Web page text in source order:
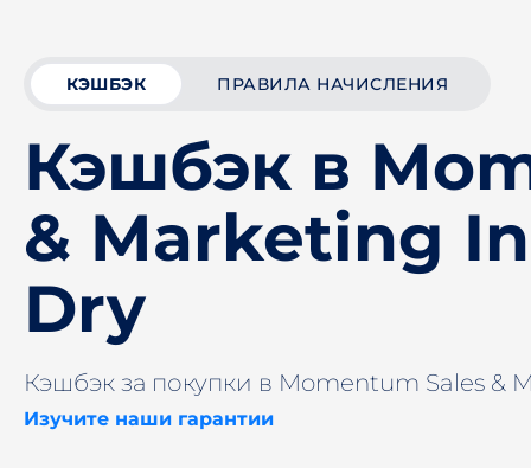
КЭШБЭК ПРАВИЛА НАЧИСЛЕНИЯ
Кэшбэк в
& Marketing
Dry
Кэшбэк за покупки в Momentum Sales &
Изучите наши гарантии